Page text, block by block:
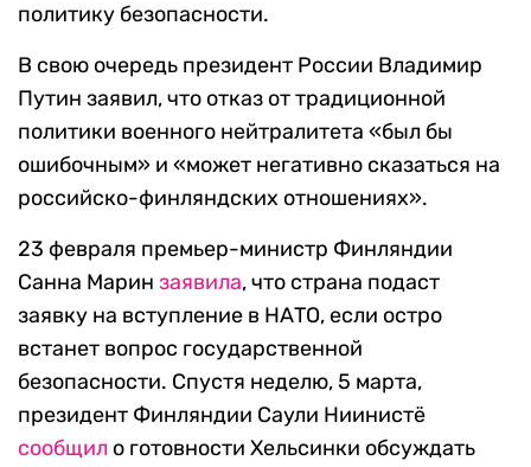
политику безопасности.
В свою очередь президент России Владимир
Путин заявил, что отказ от традиционной
политики военного нейтралитета «был бы
ошибочным» и «может негативно сказаться на
российско-финляндских отношениях».
23 февраля премьер-министр Финляндии
Санна Марин заявила, что страна подаст
заявку на вступление в НАТО, если остро
встанет вопрос государственной
безопасности. Спустя неделю, 5 марта,
президент Финляндии Саули Ниинистё
сообщил о готовности Хельсинки обсуждать